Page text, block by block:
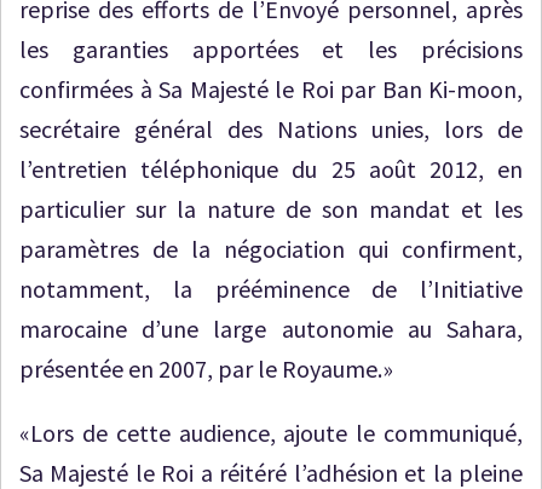
reprise des efforts de l’Envoyé personnel, après
les garanties apportées et les précisions
confirmées à Sa Majesté le Roi par Ban Ki-moon,
secrétaire général des Nations unies, lors de
l’entretien téléphonique du 25 août 2012, en
particulier sur la nature de son mandat et les
paramètres de la négociation qui confirment,
notamment, la prééminence de l’Initiative
marocaine d’une large autonomie au Sahara,
présentée en 2007, par le Royaume.»
«Lors de cette audience, ajoute le communiqué,
Sa Majesté le Roi a réitéré l’adhésion et la pleine